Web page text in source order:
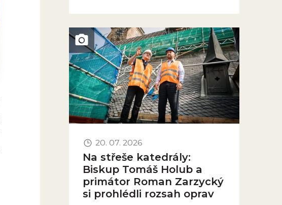
Obrázek novinky
20. 07. 2026
Na střeše katedrály:
Biskup Tomáš Holub a
primátor Roman Zarzycký
si prohlédli rozsah oprav